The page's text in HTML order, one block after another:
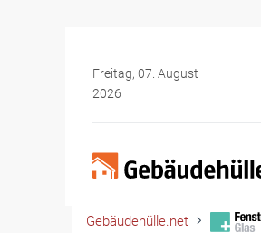
Freitag, 07. August
2026
Gebäudehülle.net